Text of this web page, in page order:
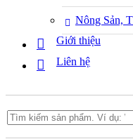
Nông Sản,
Giới thiệu
Liên hệ
Search
for...